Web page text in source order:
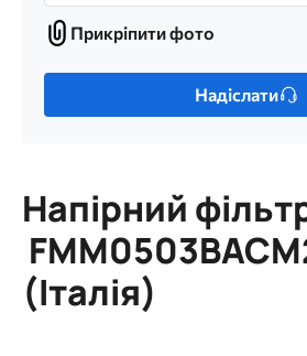
Прикріпити
фото
Прикріпити фото
Лише
МБ.
Дозволені
типи:
gif
jpg
Надіслати
Напірний
(Італія)